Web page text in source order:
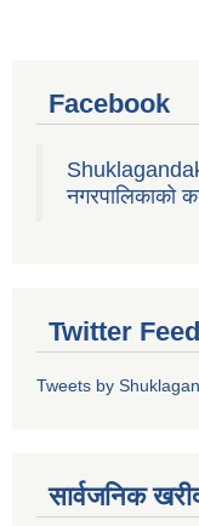
Facebook
नगरपालिकाको
Twitter
Tweets by
सार्वजनिक